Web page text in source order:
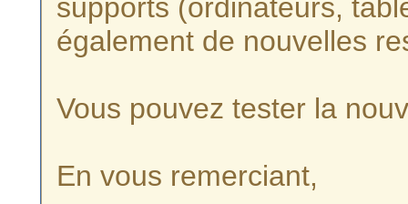
supports (ordinateurs,
également de nouvelles
Vous pouvez tester la
En vous remerciant,